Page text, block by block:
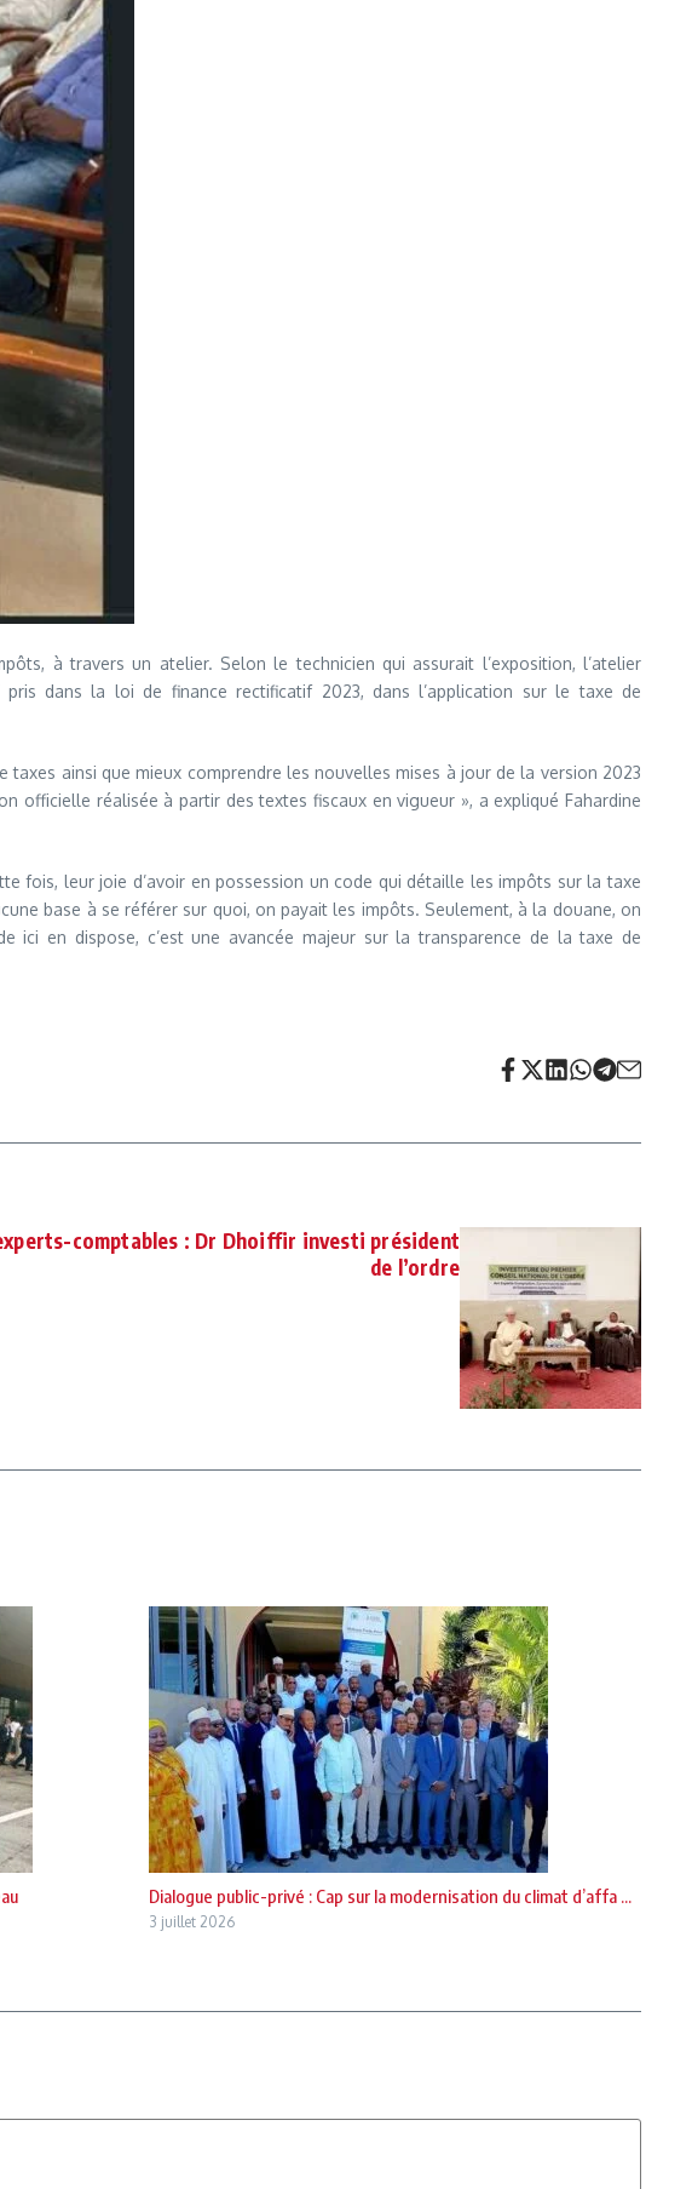
à travers un atelier. Selon le technicien qui assurait l’exposition, l’atelier
dans la loi de finance rectificatif 2023, dans l’application sur le taxe de
ainsi que mieux comprendre les nouvelles mises à jour de la version 2023
officielle réalisée à partir des textes fiscaux en vigueur », a expliqué Fahardine
fois, leur joie d’avoir en possession un code qui détaille les impôts sur la taxe
base à se référer sur quoi, on payait les impôts. Seulement, à la douane, on
en dispose, c’est une avancée majeur sur la transparence de la taxe de
comptables : Dr Dhoiffir investi président
de l’ordre
Dialogue public-privé : Cap sur la modernisation du climat d’affa ...
3 juillet 2026